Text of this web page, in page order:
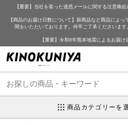
【重要】当社を装った迷惑メールに関する注意喚
【商品のお届け日数について】新商品など商品によ
間をいただいております。何卒ご了承くださいます
【重要】令和8年熊本地震によるお届け
商品カテゴリーを